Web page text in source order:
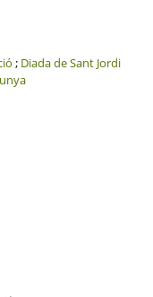
; Diada de Sant Jordi